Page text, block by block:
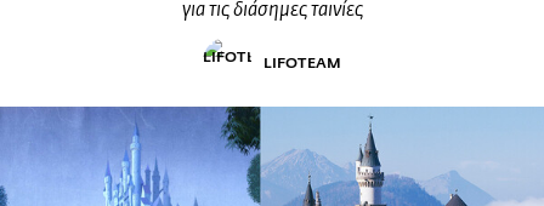
για τις διάσημες ταινίες
LIFOTEAM